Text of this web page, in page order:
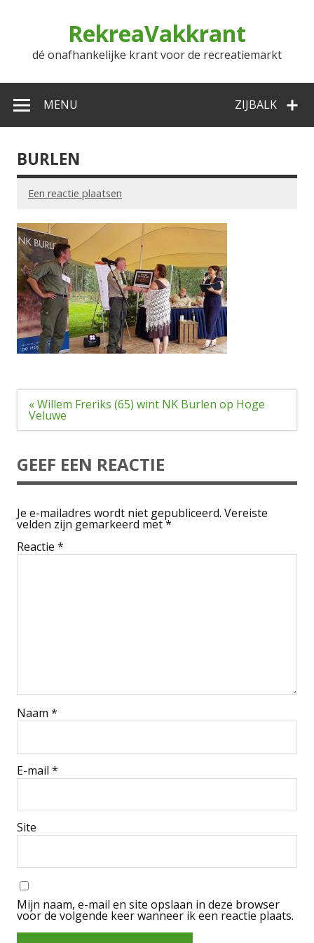
RekreaVakkrant
dé onafhankelijke krant voor de recreatiemarkt
ZIJBALK
MENU
BURLEN
Een reactie plaatsen
Bericht
navigatie
« Willem Freriks (65) wint NK Burlen op Hoge
Veluwe
GEEF EEN REACTIE
Je e-mailadres wordt niet gepubliceerd. Vereiste
velden zijn gemarkeerd met*
Reactie *
Naam *
E-mail *
Site
Mijn naam, e-mail en site opslaan in deze browser
voor de volgende keer wanneer ik een reactie plaats.